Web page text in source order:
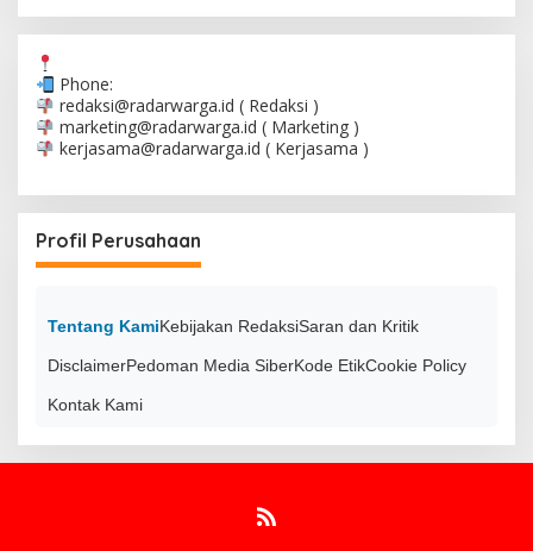
Phone:
redaksi@radarwarga.id ( Redaksi )
marketing@radarwarga.id ( Marketing )
kerjasama@radarwarga.id ( Kerjasama )
Profil Perusahaan
Tentang KamiKebijakan RedaksiSaran dan Kritik
DisclaimerPedoman Media SiberKode EtikCookie Policy
Kontak Kami